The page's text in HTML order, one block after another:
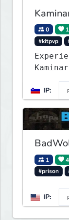
0 1
#kitpvp
the
server
Java
IP:
1
#prison
IP: